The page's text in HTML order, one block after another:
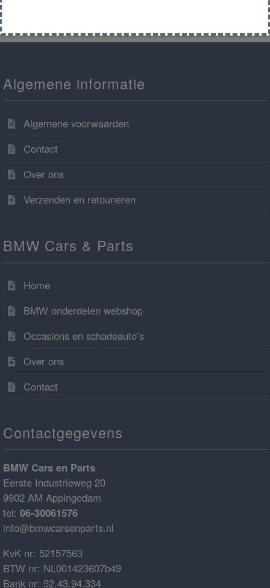
Algemene informatie
Algemene voorwaarden
Contact
Over ons
Verzenden en retouneren
BMW Cars & Parts
Home
BMW onderdelen webshop
Occasions en schadeauto’s
Over ons
Contact
Contactgegevens
BMW Cars en Parts
Eerste Industrieweg 20
9902 AM Appingedam
tel: 06-30061576
info@bmwcarsenparts.nl
KvK nr: 52157563
BTW nr: NL001423607b49
Bank nr: 52.43.94.334